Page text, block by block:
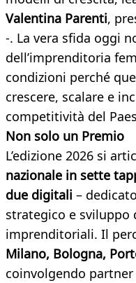
Valentina Parenti,
-. La vera sfida oggi
dell’imprenditoria
condizioni perché
crescere, scalare e
competitività del
Non solo un Premio
L’edizione 2026 si
nazionale in sette
due digitali –
strategico e sviluppo
imprenditoriali. Il
Milano, Bologna,
coinvolgendo